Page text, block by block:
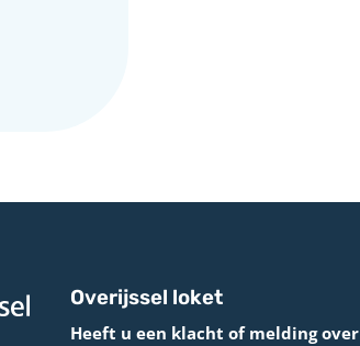
Overijssel loket
Heeft u een klacht of melding over